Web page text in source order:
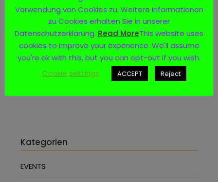
Social Media
Kategorien
EVENTS
Verwendung von Cookies zu. Weitere Informationen
zu Cookies erhalten Sie in unserer
Datenschutzerklärung. Read MoreThis website uses
cookies to improve your experience. We'll assume
you're ok with this, but you can opt-out if you wish.
Cookie settings
ACCEPT Reject